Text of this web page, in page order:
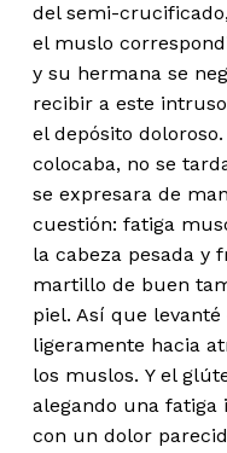
del semi-
el muslo
y su hermana se
recibir a este
el depósito
colocaba, no se
se expresara de
cuestión: fatiga
la cabeza pesada y
martillo de buen
piel. Así que
ligeramente hacia
los muslos. Y el
alegando una
con un dolor